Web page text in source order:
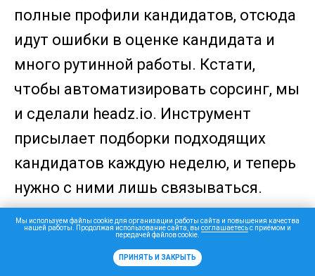
полные профили кандидатов, отсюда
идут ошибки в оценке кандидата и
много рутинной работы. Кстати,
чтобы автоматизировать сорсинг, мы
и сделали headz.io. Инструмент
присылает подборки подходящих
кандидатов каждую неделю, и теперь
нужно с ними лишь связываться.
Мы используем файлы cookie для организации работы сайта и повышения качества
нашей работы. Продолжая использование сайта, вы соглашаетесьс приёмом и
передачей файлов cookie.
ПРИНЯТЬ И ЗАКРЫТЬ